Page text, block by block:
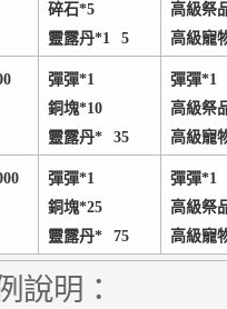
碎石*5
靈露丹*1
5
高級祭
高級寵
彈彈*1
銅塊*10
靈露丹*
35
彈彈*1
高級祭
高級寵
彈彈*1
銅塊*25
靈露丹*
75
彈彈*1
高級祭
高級寵
說明：